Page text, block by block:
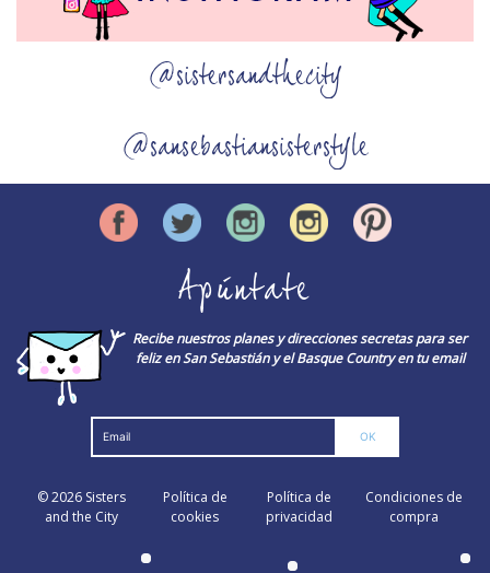
@sistersandthecity
@sansebastiansisterstyle
Apúntate
Recibe nuestros planes y direcciones secretas para ser
feliz en San Sebastián y el Basque Country en tu email
© 2026 Sisters
and the City
Política de
cookies
Política de
privacidad
Condiciones de
compra